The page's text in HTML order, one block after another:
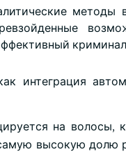
методы
интеграция
на волосы,
высокую долю